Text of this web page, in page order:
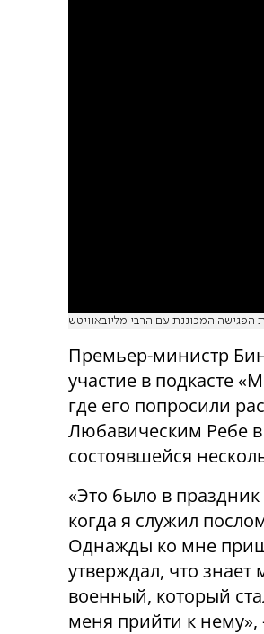
הפגישה המכוננת עם הרבי מליובאוויטש
Премьер-министр
участие в подкасте
где его попросили
Любавическим Ребе
состоявшейся
«Это было в
когда я служил
Однажды ко мне
утверждал, что
военный, который
меня прийти к нему»,